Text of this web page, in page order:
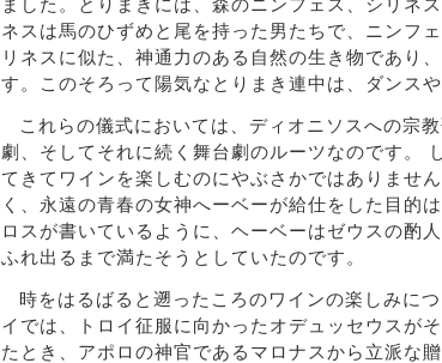
ました。とりまきには、森のニンフェス、シリネ
ネスは馬のひずめと尾を持った男たちで、ニンフ
リネスに似た、神通力のある自然の生き物であり
す。このそろって陽気なとりまき連中は、ダンス
これらの儀式においては、ディオニソスへの宗
劇、そしてそれに続く舞台劇のルーツなのです。
てきてワインを楽しむのにやぶさかではありませ
く、永遠の青春の女神へーベーが給仕をした目的
ロスが書いているように、ヘーベーはゼウスの酌
ふれ出るまで満たそうとしていたのです。
時をはるばると遡ったころのワインの楽しみに
イでは、トロイ征服に向かったオデュッセウスが
たとき、アポロの神官であるマロナスから立派な